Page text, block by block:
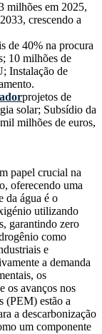
milhões em 2025,
crescendo a
de 40% na procura
10 milhões de
Instalação de
projetos de
solar; Subsídio da
milhões de euros,
papel crucial na
oferecendo uma
da água é o
utilizando
garantindo zero
como
e
a demanda
os
os avanços nos
(PEM) estão a
a descarbonização
um componente